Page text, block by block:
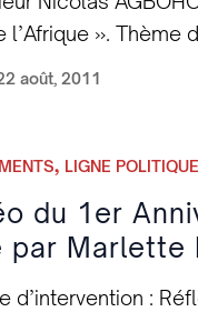
nous vous
En
Exécutif Contacts
l’Afrique ». Thème
à
août, 2011
, LIGNE
du 1er
par Marlette
d’intervention :